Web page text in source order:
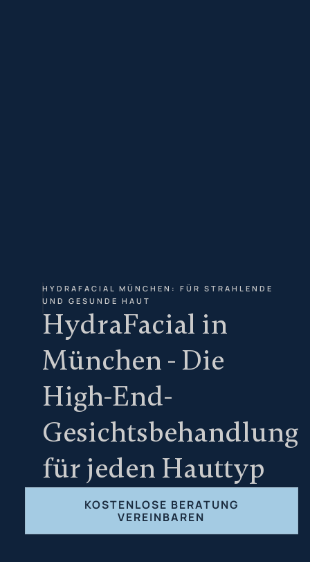
HYDRAFACIAL MÜNCHEN: FÜR STRAHLENDE
UND GESUNDE HAUT
HydraFacial in
München - Die
High-End-
Gesichtsbehandlung
für jeden Hauttyp
KOSTENLOSE BERATUNG
VEREINBAREN